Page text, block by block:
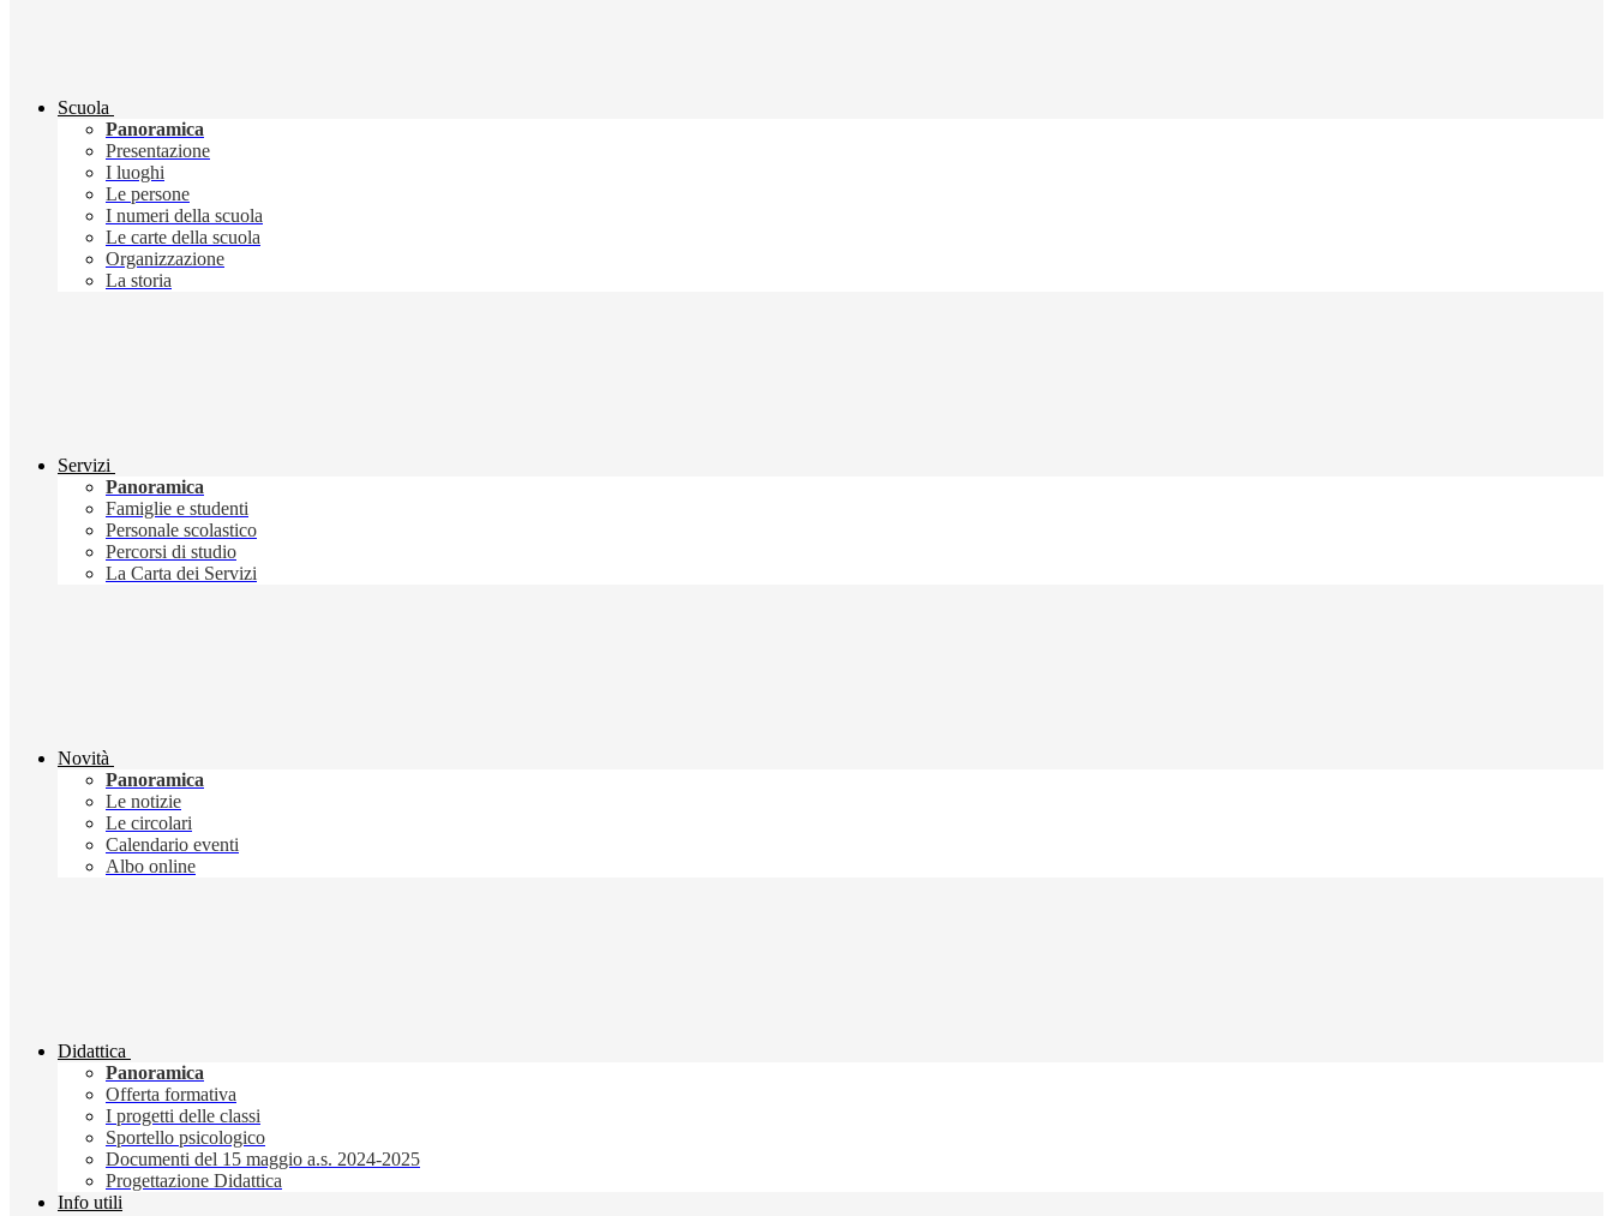
Scuola
Panoramica
Presentazione
I luoghi
Le persone
I numeri della scuola
Le carte della scuola
Organizzazione
La storia
Servizi
Panoramica
Famiglie e studenti
Personale scolastico
Percorsi di studio
La Carta dei Servizi
Novità
Panoramica
Le notizie
Le circolari
Calendario eventi
Albo online
Didattica
Panoramica
Offerta formativa
I progetti delle classi
Sportello psicologico
Documenti del 15 maggio a.s. 2024-2025
Progettazione Didattica
Info utili